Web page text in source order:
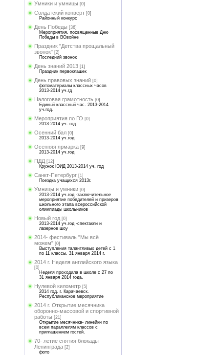
Умники и умницы [0]
Солдатский конверт [0]
Районный конкурс
День Победы [36]
Мероприятия, посвященные Дню
Победы в ВОвойне
Праздник "Детства прощальный
звонок" [2]
Последний звонок
День знаний 2013 [1]
Праздник первоклашек
День правовых знаний [0]
фотоматериалы классных часов
2013-2014 уч.гд
Налоговая грамотность [0]
Единый классный час. 2013-2014
уч.год.
Мероприятия по ГО [0]
2013-2014 уч. год
Осенний бал [0]
2013-2014 уч.год
Осенняя ярмарка [9]
2013-2014 уч.год
ПДД [12]
Кружок ЮИД 2013-2014 уч. год
Санкт-Петербург [1]
Поездка учащихся 2013г.
Умницы и умники [0]
2013-2014 уч.год -заключительное
мероприятие победителей и призеров
школьного этапа всероссийской
олимпиады школьников
Новый год [0]
2013-2014 уч.год -спектакли и
лазерное шоу
2014- фестиваль "Мы всё
можем" [0]
Выступления талантливых детей с 1
по 11 классы. 31 января 2014 г.
2014 г. Неделя английского языка
[0]
Неделя проходила в школе с 27 по
31 января 2014 года.
Нулевой километр [5]
2014 год. г. Карачаевск.
Республиканское мероприятие
2014 г. Открытие месячника
оборонно-массовой и спортивной
работы [21]
Открытие месячника- линейки по
всем параллелям классов с
приглашением гостей.
70- летие снятия блокады
Ленинграда [2]
фото